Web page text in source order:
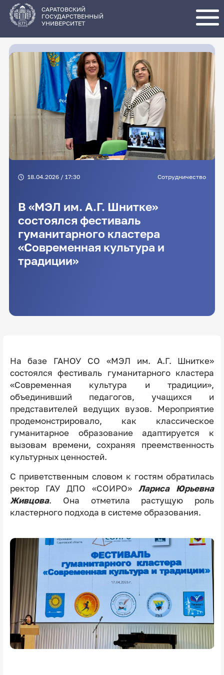
основному
содержанию
САРАТОВСКИЙ
ГОСУДАРСТВЕННЫЙ
УНИВЕРСИТЕТ
18.04.2026 / 17:30 Сотрудничество
В «МЭЛ им. А.Г. Шнитке»
состоялся фестиваль
гуманитарного кластера
«Современная культура и
традиции»
На базе ГАНОУ СО «МЭЛ им. А.Г. Шнитке»
состоялся фестиваль гуманитарного кластера
«Современная культура и традиции»,
объединивший педагогов, учащихся и
представителей ведущих вузов. Мероприятие
продемонстрировало, как классическое
гуманитарное образование адаптируется к
вызовам времени, сохраняя преемственность
культурных ценностей.
С приветственным словом к гостям обратилась
ректор ГАУ ДПО «СОИРО»Лариса Юрьевна
Живцова. Она отметила растущую роль
кластерного подхода в системе образования.